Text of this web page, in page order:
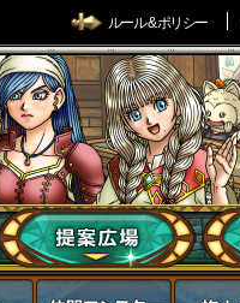
ルール & ポリシー